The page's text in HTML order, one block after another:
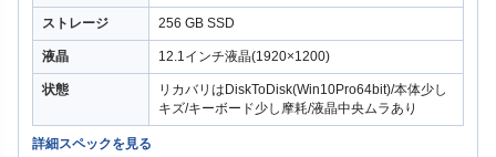
ストレージ 256 GB SSD
液晶 12.1インチ液晶(1920×1200)
状態
リカバリはDiskToDisk(Win10Pro64bit)/本体少し
キズ/キーボード少し摩耗/液晶中央ムラあり
詳細スペックを見る